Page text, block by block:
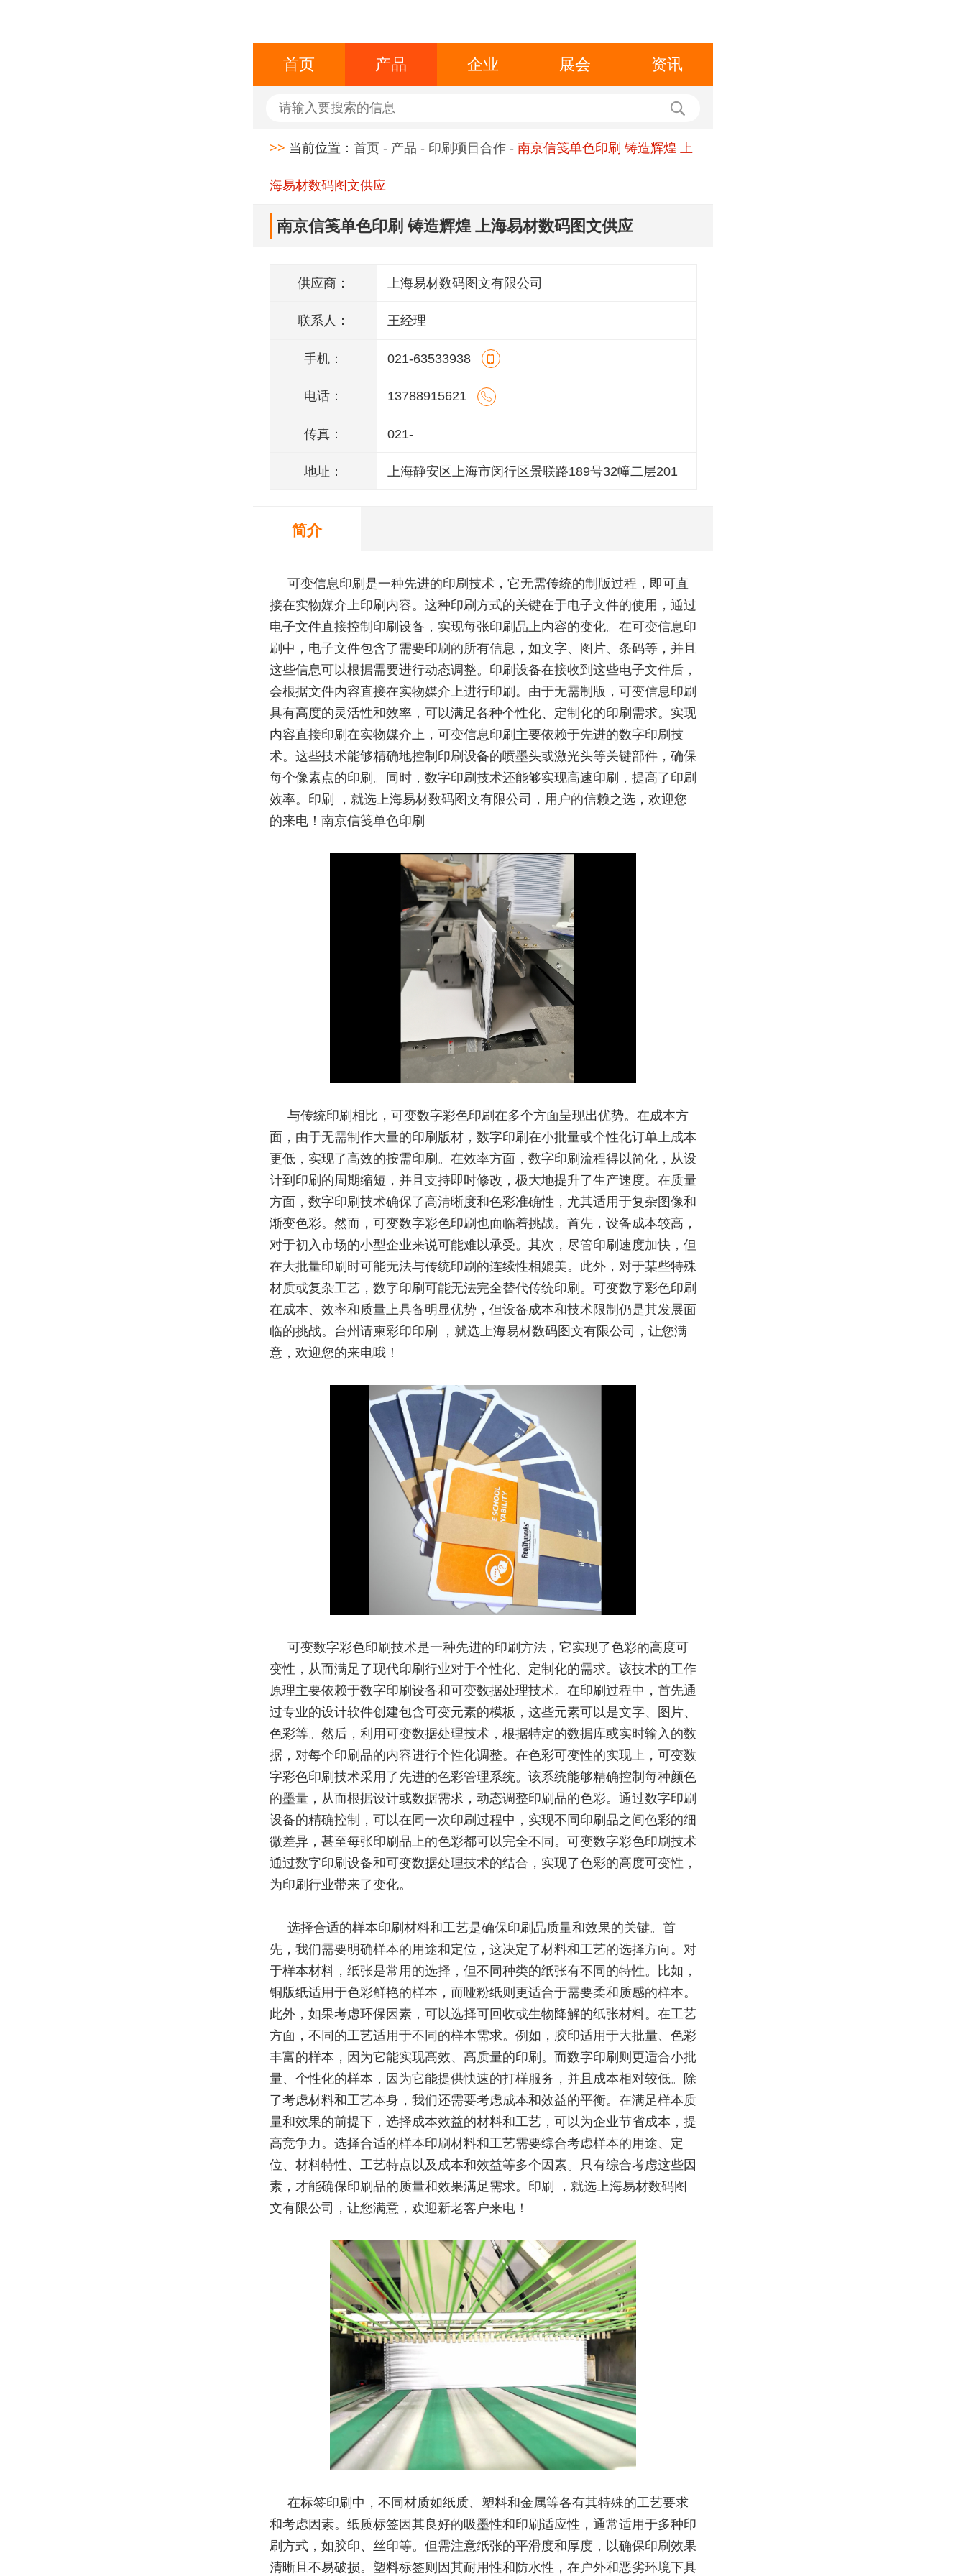
首页 产品 企业 展会 资讯
>> 当前位置： 首页 - 产品 - 印刷项目合作- 南京信笺单色印刷 铸造辉煌 上
海易材数码图文供应
南京信笺单色印刷 铸造辉煌 上海易材数码图文供应
供应商： 上海易材数码图文有限公司
联系人： 王经理
手机： 021-63533938
电话： 13788915621
传真： 021-
地址： 上海静安区上海市闵行区景联路189号32幢二层201
简介
可变信息印刷是一种先进的印刷技术，它无需传统的制版过程，即可直
接在实物媒介上印刷内容。这种印刷方式的关键在于电子文件的使用，通过
电子文件直接控制印刷设备，实现每张印刷品上内容的变化。在可变信息印
刷中，电子文件包含了需要印刷的所有信息，如文字、图片、条码等，并且
这些信息可以根据需要进行动态调整。印刷设备在接收到这些电子文件后，
会根据文件内容直接在实物媒介上进行印刷。由于无需制版，可变信息印刷
具有高度的灵活性和效率，可以满足各种个性化、定制化的印刷需求。实现
内容直接印刷在实物媒介上，可变信息印刷主要依赖于先进的数字印刷技
术。这些技术能够精确地控制印刷设备的喷墨头或激光头等关键部件，确保
每个像素点的印刷。同时，数字印刷技术还能够实现高速印刷，提高了印刷
效率。印刷 ，就选上海易材数码图文有限公司，用户的信赖之选，欢迎您
的来电！南京信笺单色印刷
与传统印刷相比，可变数字彩色印刷在多个方面呈现出优势。在成本方
面，由于无需制作大量的印刷版材，数字印刷在小批量或个性化订单上成本
更低，实现了高效的按需印刷。在效率方面，数字印刷流程得以简化，从设
计到印刷的周期缩短，并且支持即时修改，极大地提升了生产速度。在质量
方面，数字印刷技术确保了高清晰度和色彩准确性，尤其适用于复杂图像和
渐变色彩。然而，可变数字彩色印刷也面临着挑战。首先，设备成本较高，
对于初入市场的小型企业来说可能难以承受。其次，尽管印刷速度加快，但
在大批量印刷时可能无法与传统印刷的连续性相媲美。此外，对于某些特殊
材质或复杂工艺，数字印刷可能无法完全替代传统印刷。可变数字彩色印刷
在成本、效率和质量上具备明显优势，但设备成本和技术限制仍是其发展面
临的挑战。台州请柬彩印印刷 ，就选上海易材数码图文有限公司，让您满
意，欢迎您的来电哦！
可变数字彩色印刷技术是一种先进的印刷方法，它实现了色彩的高度可
变性，从而满足了现代印刷行业对于个性化、定制化的需求。该技术的工作
原理主要依赖于数字印刷设备和可变数据处理技术。在印刷过程中，首先通
过专业的设计软件创建包含可变元素的模板，这些元素可以是文字、图片、
色彩等。然后，利用可变数据处理技术，根据特定的数据库或实时输入的数
据，对每个印刷品的内容进行个性化调整。在色彩可变性的实现上，可变数
字彩色印刷技术采用了先进的色彩管理系统。该系统能够精确控制每种颜色
的墨量，从而根据设计或数据需求，动态调整印刷品的色彩。通过数字印刷
设备的精确控制，可以在同一次印刷过程中，实现不同印刷品之间色彩的细
微差异，甚至每张印刷品上的色彩都可以完全不同。可变数字彩色印刷技术
通过数字印刷设备和可变数据处理技术的结合，实现了色彩的高度可变性，
为印刷行业带来了变化。
选择合适的样本印刷材料和工艺是确保印刷品质量和效果的关键。首
先，我们需要明确样本的用途和定位，这决定了材料和工艺的选择方向。对
于样本材料，纸张是常用的选择，但不同种类的纸张有不同的特性。比如，
铜版纸适用于色彩鲜艳的样本，而哑粉纸则更适合于需要柔和质感的样本。
此外，如果考虑环保因素，可以选择可回收或生物降解的纸张材料。在工艺
方面，不同的工艺适用于不同的样本需求。例如，胶印适用于大批量、色彩
丰富的样本，因为它能实现高效、高质量的印刷。而数字印刷则更适合小批
量、个性化的样本，因为它能提供快速的打样服务，并且成本相对较低。除
了考虑材料和工艺本身，我们还需要考虑成本和效益的平衡。在满足样本质
量和效果的前提下，选择成本效益的材料和工艺，可以为企业节省成本，提
高竞争力。选择合适的样本印刷材料和工艺需要综合考虑样本的用途、定
位、材料特性、工艺特点以及成本和效益等多个因素。只有综合考虑这些因
素，才能确保印刷品的质量和效果满足需求。印刷 ，就选上海易材数码图
文有限公司，让您满意，欢迎新老客户来电！
在标签印刷中，不同材质如纸质、塑料和金属等各有其特殊的工艺要求
和考虑因素。纸质标签因其良好的吸墨性和印刷适应性，通常适用于多种印
刷方式，如胶印、丝印等。但需注意纸张的平滑度和厚度，以确保印刷效果
清晰且不易破损。塑料标签则因其耐用性和防水性，在户外和恶劣环境下具